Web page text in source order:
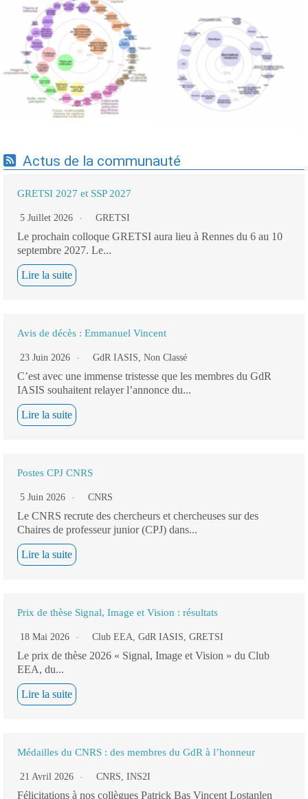
Expertises du GdR -
cartographie par Axes -
19/09/2025
Expertises du GdR -
cartographie par mots-clés
applicatifs - 19/09/2025
Actus de la communauté
GRETSI 2027 et SSP 2027
5 Juillet 2026 GRETSI
Le prochain colloque GRETSI aura lieu à Rennes du 6 au 10
septembre 2027. Le...
Lire la suite
Avis de décès : Emmanuel Vincent
23 Juin 2026 GdR IASIS, Non Classé
C’est avec une immense tristesse que les membres du GdR
IASIS souhaitent relayer l’annonce du...
Lire la suite
Postes CPJ CNRS
5 Juin 2026 CNRS
Le CNRS recrute des chercheurs et chercheuses sur des
Chaires de professeur junior (CPJ) dans...
Lire la suite
Prix de thèse Signal, Image et Vision : résultats
18 Mai 2026 Club EEA, GdR IASIS, GRETSI
Le prix de thèse 2026 « Signal, Image et Vision » du Club
EEA, du...
Lire la suite
Médailles du CNRS : des membres du GdR à l’honneur
21 Avril 2026 CNRS, INS2I
Félicitations à nos collègues Patrick Bas Vincent Lostanlen